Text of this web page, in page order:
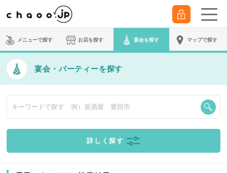
メニューで探す お店を探す 宴会を探す マップで探す
宴会・パーティーを探す
詳しく探す